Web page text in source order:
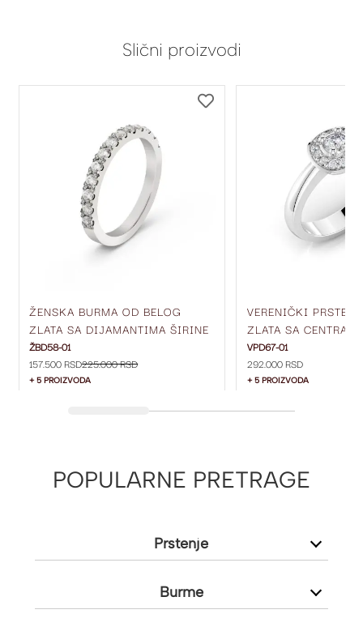
Slični proizvodi
ŽENSKA BURMA OD BELOG
ZLATA SA DIJAMANTIMA ŠIRINE
2.5 MM ŽBD58-01
ŽBD58-01
157.500 RSD225.000 RSD
+ 5 PROIZVODA
VERENIČKI PRSTEN
ZLATA SA
DIJAMANTOM I
SA STRANE VPD67-
VPD67-01
292.000 RSD
+ 5 PROIZVODA
POPULARNE PRETRAGE
Prstenje
Burme